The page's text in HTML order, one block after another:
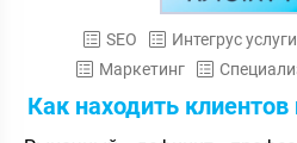
SEO Интегрус услуги
Маркетинг
Как находить